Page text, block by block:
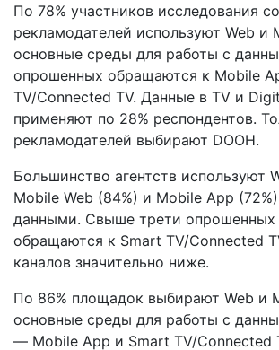
По 78% участников исследования
рекламодателей используют Web и
основные среды для работы с
опрошенных обращаются к Mobile
TV/Connected TV. Данные в TV и
применяют по 28% респондентов.
рекламодателей выбирают DOOH.
Большинство агентств используют
Mobile Web (84%) и Mobile App
данными. Свыше трети опрошенных
обращаются к Smart TV/Connected
каналов значительно ниже.
По 86% площадок выбирают Web и
основные среды для работы с
— Mobile App и Smart TV/Connected